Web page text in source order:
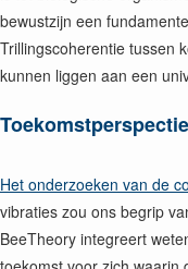
bewustzijn een
Trillingscoherentie tussen
kunnen liggen aan een
Het onderzoeken van de
vibraties zou ons begrip
BeeTheory integreert